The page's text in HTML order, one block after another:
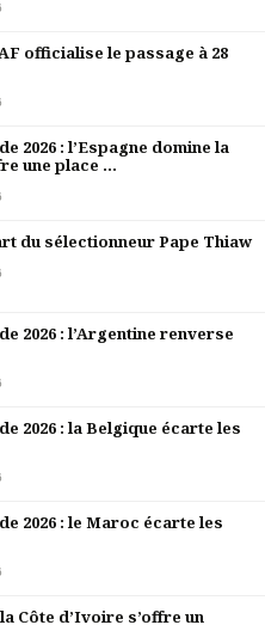
officialise le passage à 28
2026 : l’Espagne domine la
une place ...
du sélectionneur Pape Thiaw
2026 : l’Argentine renverse
2026 : la Belgique écarte les
2026 : le Maroc écarte les
Côte d’Ivoire s’offre un